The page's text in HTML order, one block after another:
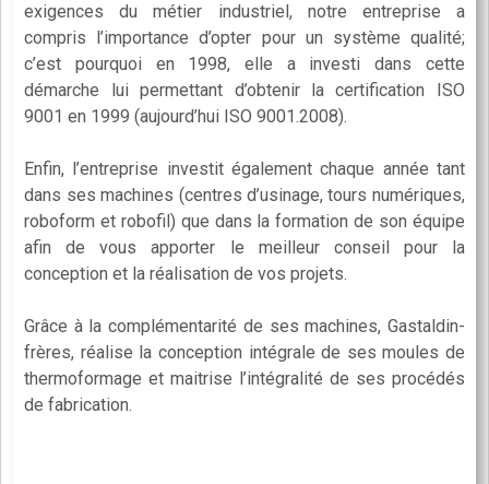
exigences du métier industriel, notre entreprise a
compris l’importance d’opter pour un système qualité;
c’est pourquoi en 1998, elle a investi dans cette
démarche lui permettant d’obtenir la certification ISO
9001 en 1999 (aujourd’hui ISO 9001.2008).
Enfin, l’entreprise investit également chaque année tant
dans ses machines (centres d’usinage, tours numériques,
roboform et robofil) que dans la formation de son équipe
afin de vous apporter le meilleur conseil pour la
conception et la réalisation de vos projets.
Grâce à la complémentarité de ses machines, Gastaldin-
frères, réalise la conception intégrale de ses moules de
thermoformage et maitrise l’intégralité de ses procédés
de fabrication.